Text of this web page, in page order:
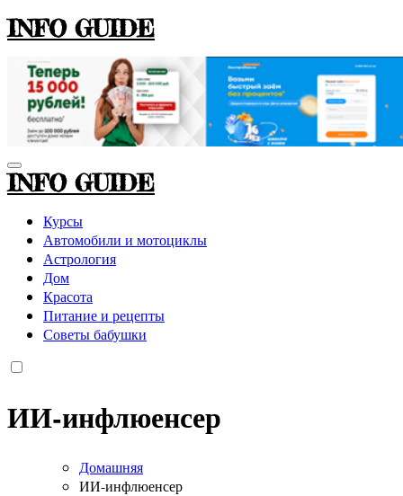
INFO GUIDE
INFO GUIDE
Курсы
Автомобили и мотоциклы
Астрология
Дом
Красота
Питание и рецепты
Советы бабушки
ИИ-инфлюенсер
Домашняя
ИИ-инфлюенсер